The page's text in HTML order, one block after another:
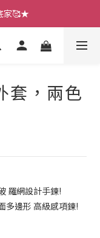
優惠😍
套，兩色
羅網設計手鍊!
多邊形 高級感項鍊!